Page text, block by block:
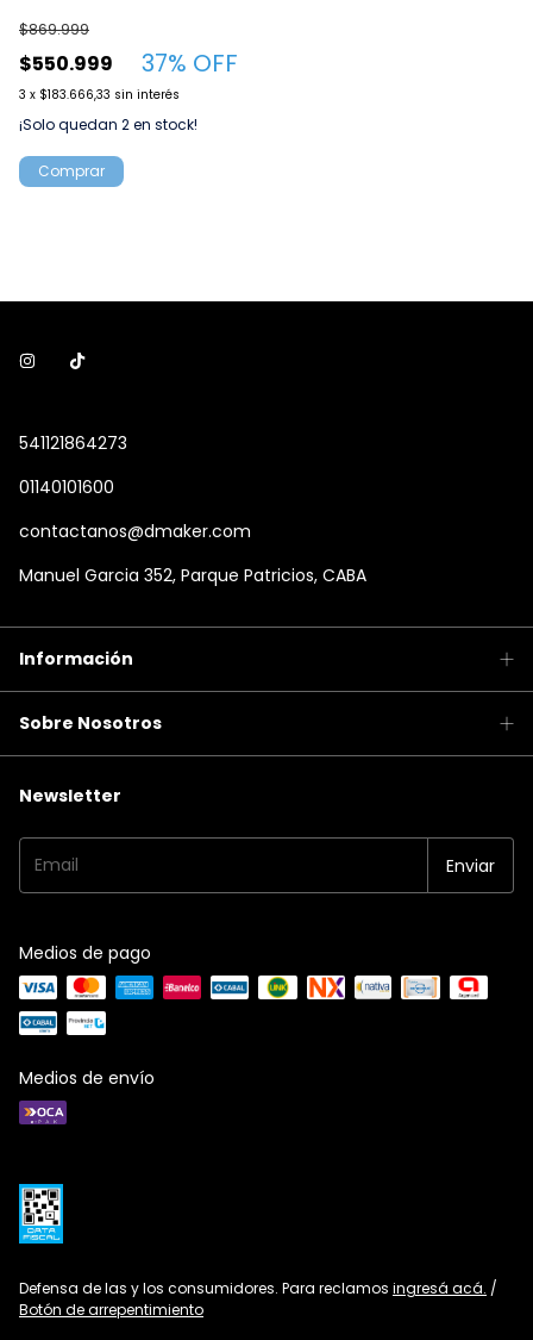
$550.999
$869.999
37% OFF
3 x $183.666,33 sin interés
¡Solo quedan 2en stock!
541121864273
01140101600
contactanos@dmaker.com
Manuel Garcia 352, Parque Patricios, CABA
Información
Sobre Nosotros
Newsletter
Medios de pago
Medios de envío
Defensa de las y los consumidores. Para reclamos ingresá acá. /
Botón de arrepentimiento